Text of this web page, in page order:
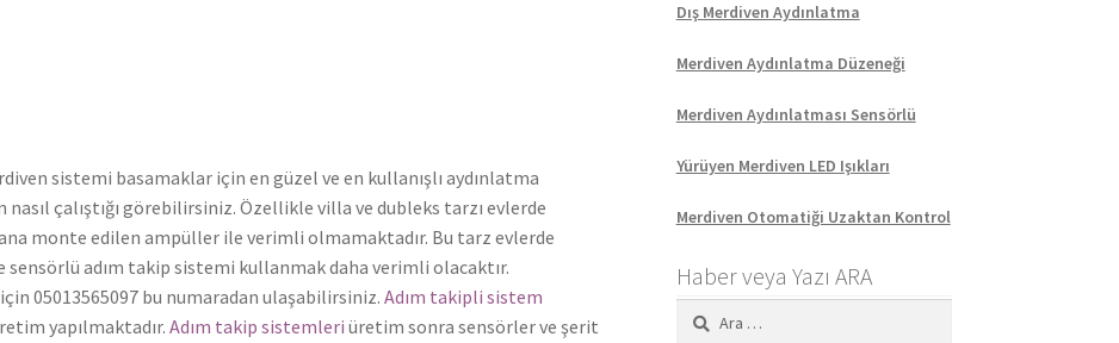
sistemi basamaklar için en güzel ve en kullanışlı aydınlatma
çalıştığı görebilirsiniz. Özellikle villa ve dubleks tarzı evlerde
monte edilen ampüller ile verimli olmamaktadır. Bu tarz evlerde
sensörlü adım takip sistemi kullanmak daha verimli olacaktır.
05013565097 bu numaradan ulaşabilirsiniz.Adım takipli sistem
yapılmaktadır. Adım takip sistemleri üretim sonra sensörler ve şerit
Dış Merdiven Aydınlatma
Merdiven Aydınlatma Düzeneği
Merdiven Aydınlatması Sensörlü
Yürüyen Merdiven LED Işıkları
Merdiven Otomatiği Uzaktan Kontrol
Haber veya Yazı ARA
Arama: